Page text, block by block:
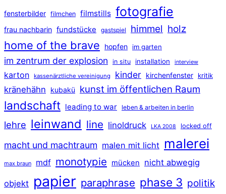
fensterbilder filmchen filmstills fotografie
frau nachbarin fundstücke gastspiel himmel holz
home of the brave hopfen im garten
im zentrum der explosion in situ installation interview
karton kassenärztliche vereinigung kinder kirchenfenster kritik
kränehähn kubakü kunst im öffentlichen Raum
landschaft leading to war leben & arbeiten in berlin
lehre leinwand line linoldruck LKA 2008 locked off
macht und machtraum malen mit licht malerei
max braun mdf monotypie mücken nicht abwegig
objekt papier paraphrase phase 3 politik